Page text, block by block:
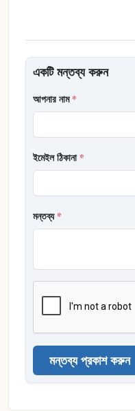
একটি মন্তব্য করুন
আপনার নাম*
ইমেইল ঠিকানা*
মন্তব্য*
মন্তব্য প্রকাশ করুন